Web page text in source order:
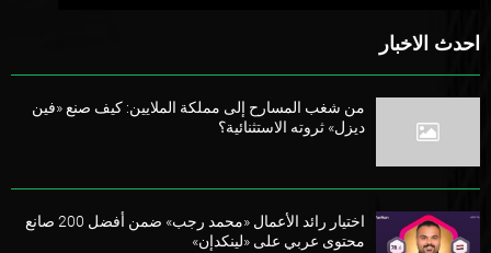
احدث الاخبار
من شغب المسارح إلى مملكة الملايين: كيف صنع «فين
ديزل» ثروته الاستثنائية؟
اختيار رائد الأعمال «محمد رجب» ضمن أفضل 200 صانع
محتوى عربي على «لينكدإن»